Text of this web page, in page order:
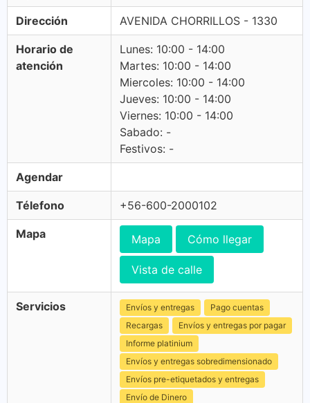
Dirección AVENIDA CHORRILLOS - 1330
Horario de
atención
Lunes: 10:00 - 14:00
Martes: 10:00 - 14:00
Miercoles: 10:00 - 14:00
Jueves: 10:00 - 14:00
Viernes: 10:00 - 14:00
Sabado: -
Festivos: -
Agendar
Télefono +56-600-2000102
Mapa Mapa Cómo llegar
Vista de calle
Servicios Envíos y entregas
Pago cuentas
Recargas
Envíos y entregas por pagar
Informe platinium
Envíos y entregas sobredimensionado
Envíos pre-etiquetados y entregas
Envío de Dinero